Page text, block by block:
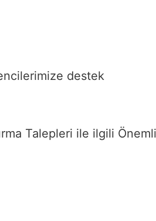
destek
Talepleri ile ilgili